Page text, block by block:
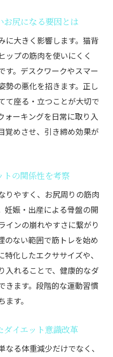
骨盤まわりとお尻を引
ング
立つ骨盤ケアトレーニ
盤安定を両立する運動
向けダイエット筋トレ
るみ改善法を徹底解説
ット＆ヒップアップ習
ストレッチ｜硬くなった
かくする方法
尻ストレッチの基本ポ
お尻まわりストレッチ
軟性アップで垂れ尻対
お尻になる要因とは
に大きく影響します。猫背
ップの筋肉を使いにくく
す。デスクワークやスマー
勢の悪化を招きます。正し
て座る・立つことが大切で
ォーキングを日常に取り入
覚めさせ、引き締め効果が
トの関係性を考察
りやすく、お尻周りの筋肉
妊娠・出産による骨盤の開
インの崩れやすさに繋がり
のない範囲で筋トレを始め
化したエクササイズや、
入れることで、健康的なダ
きます。段階的な運動習慣
す。
ダイエット意識改革
る体重減少だけでなく、